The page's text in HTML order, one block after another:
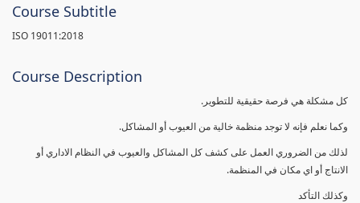
Course Subtitle
ISO 19011:2018
Course Description
كل مشكلة هي فرصة حقيقية للتطوير.
وكما نعلم فإنه لا توجد منظمة خالية من العيوب أو المشاكل.
لذلك من الضروري العمل على كشف كل المشاكل والعيوب في النظام الاداري أو
الانتاج أو اي مكان في المنظمة.
وكذلك التأكد